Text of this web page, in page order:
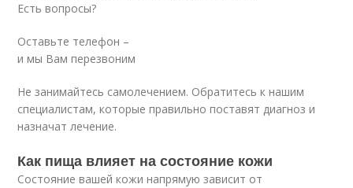
Есть вопросы?
Оставьте телефон –
и мы Вам перезвоним
Не занимайтесь самолечением. Обратитесь к нашим
специалистам, которые правильно поставят диагноз и
назначат лечение.
Как пища влияет на состояние кожи
Состояние вашей кожи напрямую зависит от